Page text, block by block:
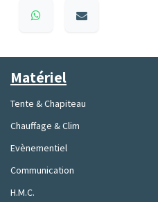
Matériel
Tente & Chapiteau
Chauffage & Clim
Evènementiel
Communication
H.M.C.